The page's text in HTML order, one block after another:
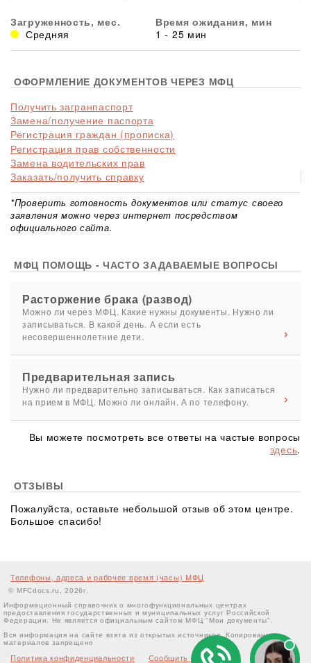
Загруженность, мес.
Средняя
Время ожидания, мин
1 - 25 мин
ОФОРМЛЕНИЕ ДОКУМЕНТОВ ЧЕРЕЗ МФЦ
Получить загранпаспорт
Замена/получение паспорта
Регистрация граждан (прописка)
Регистрация прав собственности
Замена водительских прав
Заказать/получить справку
*Проверить готовность документов или статус своего
заявления можно через интернет посредством
официального сайта.
МФЦ ПОМОЩЬ - ЧАСТО ЗАДАВАЕМЫЕ ВОПРОСЫ
Расторжение брака (развод)
Можно ли через МФЦ. Какие нужны документы. Нужно ли
записываться. В какой день. А если есть
несовершеннолетние дети.
Предварительная запись
Нужно ли предварительно записываться. Как записаться
на прием в МФЦ. Можно ли онлайн. А по телефону.
Вы можете посмотреть все ответы на частые вопросы
здесь.
ОТЗЫВЫ
Пожалуйста, оставьте небольшой отзыв об этом центре.
Большое спасибо!
Телефоны, адреса и рабочее время (часы) МФЦ
© MFCdocs.ru, 2026г.
Информационный справочник о многофункциональных центрах
предоставления государственных и муниципальных услуг Российской
Федерации. Не является официальным сайтом МФЦ "Мои документы".
Вся информация на сайте взята из открытых источников. Копирование
материалов запрещено
Политика конфиденциальности Сообщить об ошибке